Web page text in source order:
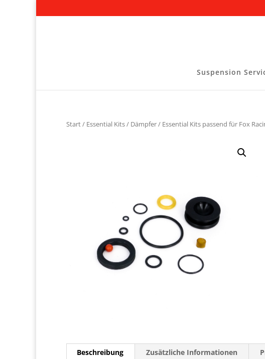
Suspension
Start/ Essential Kits/ Dämpfer/ Essential Kits passend für Fox
Beschreibung Zusätzliche Informationen